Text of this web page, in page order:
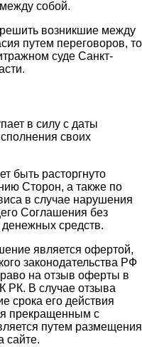
собой.
возникшие между
путем переговоров, то
суде Санкт-
в силу с даты
своих
быть расторгнуто
Сторон, а также по
в случае нарушения
Соглашения без
денежных средств.
является офертой,
законодательства РФ
на отзыв оферты в
РК. В случае отзыва
срока его действия
прекращенным с
путем размещения
сайте.